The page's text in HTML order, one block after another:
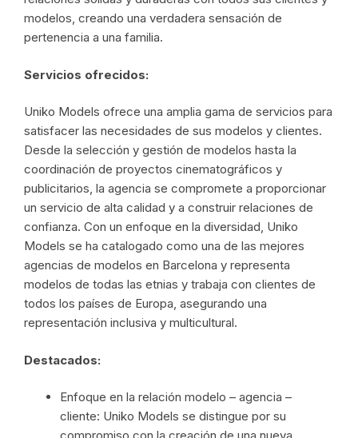
modelos, creando una verdadera sensación de
pertenencia a una familia.
Servicios ofrecidos:
Uniko Models ofrece una amplia gama de servicios para
satisfacer las necesidades de sus modelos y clientes.
Desde la selección y gestión de modelos hasta la
coordinación de proyectos cinematográficos y
publicitarios, la agencia se compromete a proporcionar
un servicio de alta calidad y a construir relaciones de
confianza. Con un enfoque en la diversidad, Uniko
Models se ha catalogado como una de las mejores
agencias de modelos en Barcelona y representa
modelos de todas las etnias y trabaja con clientes de
todos los países de Europa, asegurando una
representación inclusiva y multicultural.
Destacados:
Enfoque en la relación modelo – agencia –
cliente: Uniko Models se distingue por su